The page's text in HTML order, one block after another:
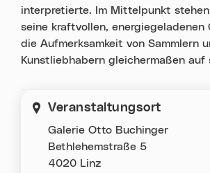
interpretierte. Im Mittelpunkt
seine kraftvollen, energiegeladenen
die Aufmerksamkeit von Sammlern
Kunstliebhabern gleichermaßen auf
Veranstaltungsort
Galerie Otto Buchinger
Bethlehemstraße 5
4020 Linz